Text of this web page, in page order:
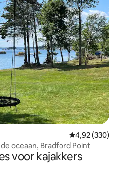
Gemiddelde
4,92 (330)
oceaan, Bradford Point
voor kajakkers